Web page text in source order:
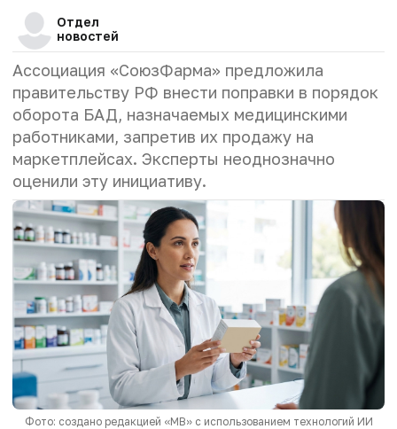
Отдел
новостей
Ассоциация «СоюзФарма» предложила
правительству РФ внести поправки в порядок
оборота БАД, назначаемых медицинскими
работниками, запретив их продажу на
маркетплейсах. Эксперты неоднозначно
оценили эту инициативу.
Фото: создано редакцией «МВ» с использованием технологий ИИ